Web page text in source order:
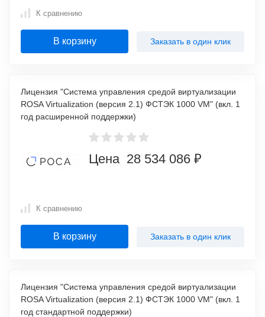
К сравнению
В корзину Заказать в один клик
Лицензия "Система управления средой виртуализации
ROSA Virtualization (версия 2.1) ФСТЭК 1000 VM" (вкл. 1
год расширенной поддержки)
Цена 28 534 086 ₽
К сравнению
В корзину Заказать в один клик
Лицензия "Система управления средой виртуализации
ROSA Virtualization (версия 2.1) ФСТЭК 1000 VM" (вкл. 1
год стандартной поддержки)